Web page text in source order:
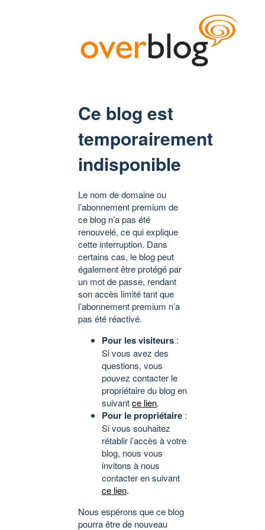
Ce blog est
temporairement
indisponible
Le nom de domaine ou
l’abonnement premium de
ce blog n’a pas été
renouvelé, ce qui explique
cette interruption. Dans
certains cas, le blog peut
également être protégé par
un mot de passe, rendant
son accès limité tant que
l’abonnement premium n’a
pas été réactivé.
Pour les visiteurs :
Si vous avez des
questions, vous
pouvez contacter le
propriétaire du blog en
suivantce lien.
Pour le propriétaire :
Si vous souhaitez
rétablir l’accès à votre
blog, nous vous
invitons à nous
contacter en suivant
ce lien.
Nous espérons que ce blog
pourra être de nouveau